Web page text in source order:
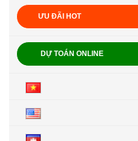
ƯU ĐÃI HOT
DỰ TOÁN ONLINE